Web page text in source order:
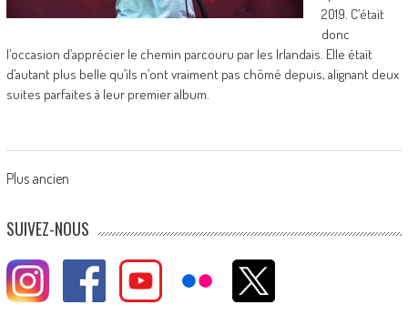
2019. C’était
donc
l’occasion d’apprécier le chemin parcouru par les Irlandais. Elle était
d’autant plus belle qu’ils n’ont vraiment pas chômé depuis, alignant deux
suites parfaites à leur premier album.
Posts
navigation
Plus ancien
SUIVEZ-NOUS